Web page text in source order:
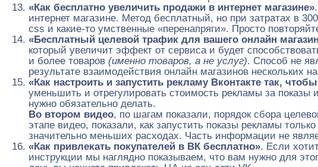
«Как бесплатно увеличить продажи в интернет магазине»
интернет магазине. Метод бесплатный, но при затратах в
css и какие-то умственные «перенапряги». Просто
«Бесплатный целевой трафик для вашего онлайн
который увеличит эффект от сервиса и будет
и более товаров (именно товаров, а не услуг). Способ не
результате взаимодействия онлайн магазинов нескольких
«Как настроить и запустить рекламу Вконтакте так,
уменьшить и отрегулировать стоимость рекламы за показы
нужно обязательно делать.
Во втором видео, по шагам показали, порядок сбора
этапе видео, показали, как запустить показы рекламы
значительно меньших расходах. Часть информации не
«Как привлекать покупателей в ВК бесплатно». Если
инструкции мы наглядно показываем, что вам нужно для